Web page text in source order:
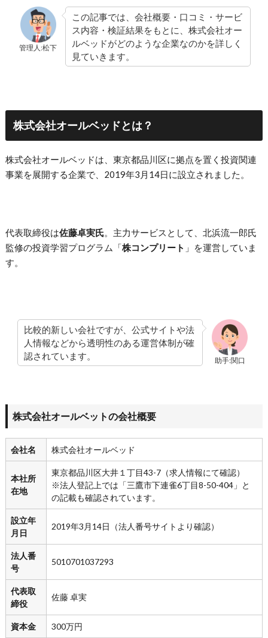
管理人:松下
この記事では、会社概要・口コミ・サービ
ス内容・検証結果をもとに、株式会社オー
ルベッドがどのような企業なのかを詳しく
見ていきます。
株式会社オールベッドとは？
株式会社オールベッドは、東京都品川区に拠点を置く投資関連
事業を展開する企業で、2019年3月14日に設立されました。
代表取締役は佐藤卓実氏。主力サービスとして、北浜流一郎氏
監修の投資学習プログラム「株コンプリート 」を運営していま
す。
助手:関口
比較的新しい会社ですが、公式サイトや法
人情報などから透明性のある運営体制が確
認されています。
株式会社オールベットの会社概要
会社名 株式会社オールベッド
本社所
在地
東京都品川区大井１丁目43-7（求人情報にて確認）
※法人登記上では「三鷹市下連雀6丁目8-50-404」と
の記載も確認されています。
設立年
月日
2019年3月14日（法人番号サイトより確認）
法人番
号
5010701037293
代表取
締役
佐藤 卓実
資本金 300万円